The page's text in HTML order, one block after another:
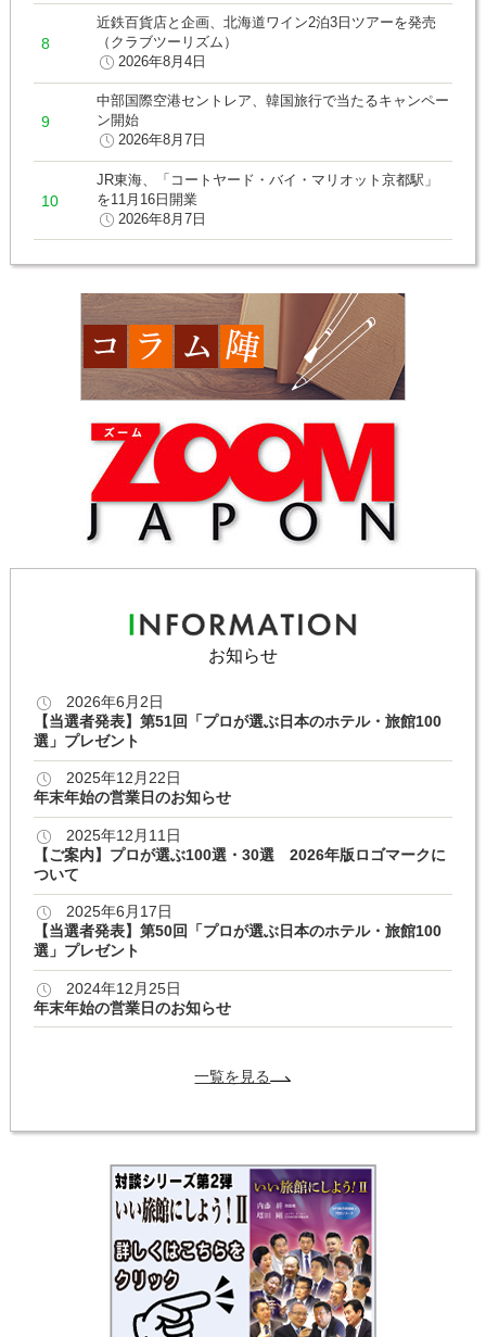
近鉄百貨店と企画、北海道ワイン2泊3日ツアーを発売
（クラブツーリズム）
2026年8月4日
中部国際空港セントレア、韓国旅行で当たるキャンペー
ン開始
2026年8月7日
JR東海、「コートヤード・バイ・マリオット京都駅」
を11月16日開業
2026年8月7日
お知らせ
2026年6月2日
【当選者発表】第51回「プロが選ぶ日本のホテル・旅館100
選」プレゼント
2025年12月22日
年末年始の営業日のお知らせ
2025年12月11日
【ご案内】プロが選ぶ100選・30選 2026年版ロゴマークに
ついて
2025年6月17日
【当選者発表】第50回「プロが選ぶ日本のホテル・旅館100
選」プレゼント
2024年12月25日
年末年始の営業日のお知らせ
一覧を見る